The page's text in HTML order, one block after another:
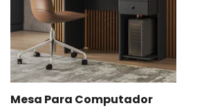
Mesa Para Computador